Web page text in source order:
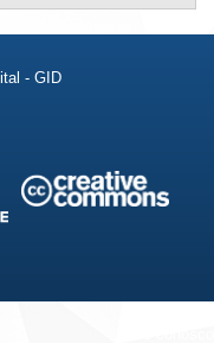
- GID